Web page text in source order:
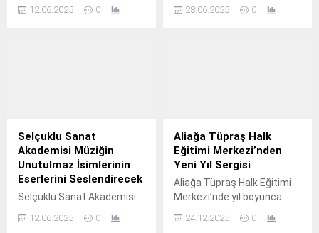
sergiye ev sahipliği yaptı.
12.06.2025 0 28.06.2025 0
Selçuklu Sanat
Akademisi Müziğin
Unutulmaz İsimlerinin
Eserlerini Seslendirecek
Selçuklu Sanat Akademisi
meyvesini almaya devam
12.06.2025 0
Aliağa Tüpraş Halk
Eğitimi Merkezi’nden
Yeni Yıl Sergisi
Aliağa Tüpraş Halk Eğitimi
Merkezi’nde yıl boyunca
tarafından hazırlanan el
24.12.2025 0